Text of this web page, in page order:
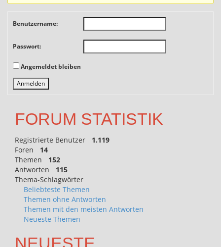
Benutzername:
Passwort:
Angemeldet bleiben
Anmelden
FORUM STATISTIK
Registrierte Benutzer
1.119
Foren
14
Themen
152
Antworten
115
Thema-Schlagwörter
Beliebteste Themen
Themen ohne Antworten
Themen mit den meisten Antworten
Neueste Themen
NEUESTE